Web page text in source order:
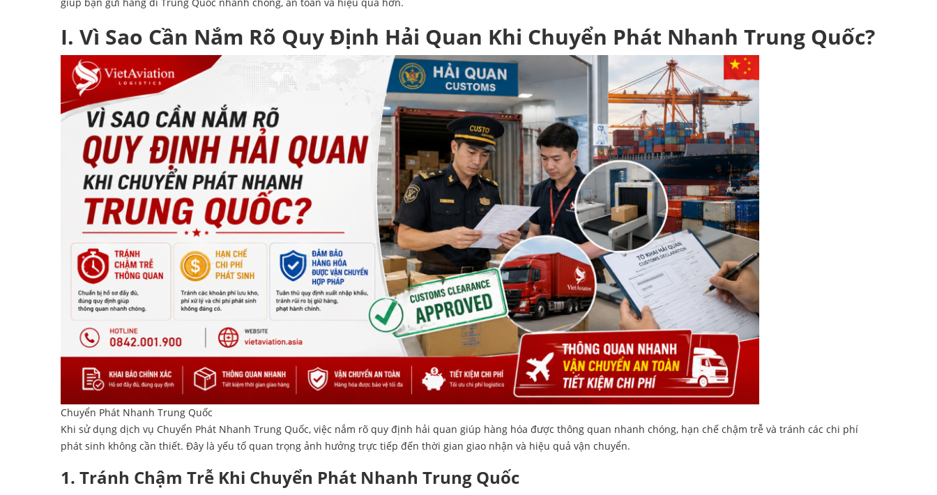
I. Vì Sao Cần Nắm Rõ Quy Định Hải Quan Khi Chuyển Phát Nhanh Trung Quốc?
Chuyển Phát Nhanh Trung Quốc
Khi sử dụng dịch vụ Chuyển Phát Nhanh Trung Quốc, việc nắm rõ quy định hải quan giúp hàng hóa được thông quan nhanh chóng, hạn chế chậm trễ và tránh các chi phí
phát sinh không cần thiết. Đây là yếu tố quan trọng ảnh hưởng trực tiếp đến thời gian giao nhận và hiệu quả vận chuyển.
1. Tránh Chậm Trễ Khi Chuyển Phát Nhanh Trung Quốc